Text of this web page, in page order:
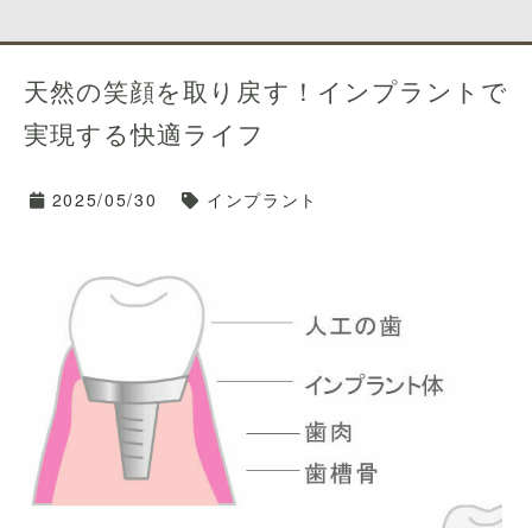
天然の笑顔を取り戻す！インプラントで
実現する快適ライフ
2025/05/30 インプラント